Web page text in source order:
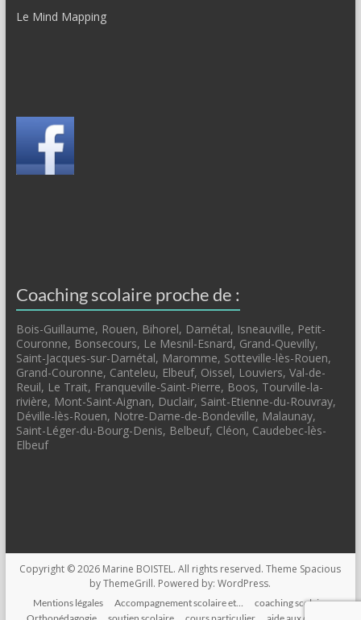
Le Mind Mapping
Coaching scolaire proche de :
Bois-Guillaume, Rouen, Bihorel, Darnétal, Isneauville, Petit-
Couronne, Bonsecours, Le Mesnil-Esnard, Grand-Quevilly,
Saint-Jacques-sur-Darnétal, Maromme, Sotteville-lès-Rouen,
Grand-Couronne, Canteleu, Elbeuf, Oissel, Louviers, Val-de-
Reuil, Le Trait, Franqueville-Saint-Pierre, Boos, Tourville-la-
rivière, Mont-Saint-Aignan, Duclair, Saint-Etienne-du-Rouvray,
Déville-lès-Rouen, Notre-Dame-de-Bondeville, Malaunay,
Saint-Léger-du-Bourg-Denis, Belbeuf, Cléon, Caudebec-lès-
Elbeuf
Copyright © 2026 Marine BOISTEL. All rights reserved. Theme Spacious
by ThemeGrill. Powered by:WordPress.
Mentions légales Accompagnement scolaire et…
coaching scolaire